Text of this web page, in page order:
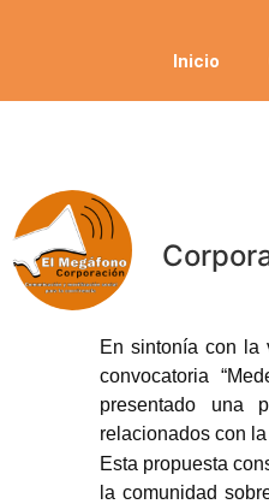
Inicio
En sintonía con la
convocatoria
presentado una
relacionados con
Esta propuesta
la comunidad